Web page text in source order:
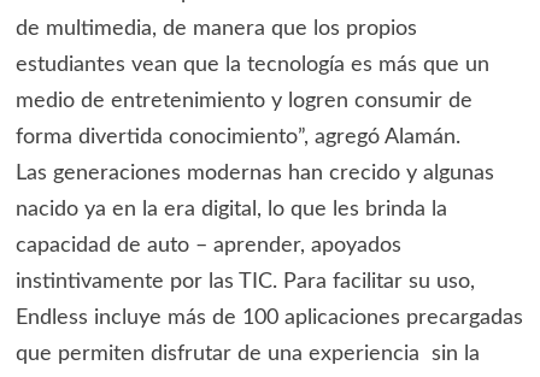
de multimedia, de manera que los propios
estudiantes vean que la tecnología es más que un
medio de entretenimiento y logren consumir de
forma divertida conocimiento”, agregó Alamán.
Las generaciones modernas han crecido y algunas
nacido ya en la era digital, lo que les brinda la
capacidad de auto – aprender, apoyados
instintivamente por las TIC. Para facilitar su uso,
Endless incluye más de 100 aplicaciones precargadas
que permiten disfrutar de una experiencia sin la